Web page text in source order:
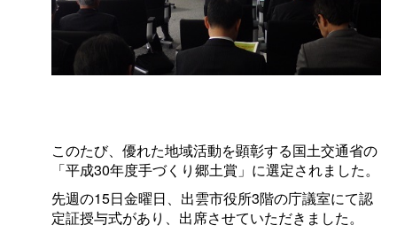
このたび、優れた地域活動を顕彰する国土交通省の
「平成30年度手づくり郷土賞」に選定されました。
先週の15日金曜日、出雲市役所3階の庁議室にて認
定証授与式があり、出席させていただきました。